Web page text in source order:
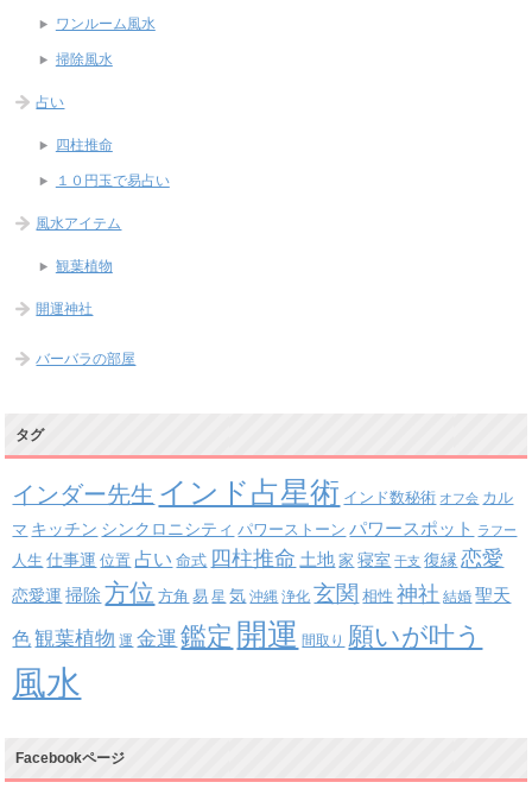
ワンルーム風水
掃除風水
占い
四柱推命
１０円玉で易占い
風水アイテム
観葉植物
開運神社
バーバラの部屋
タグ
インダー先生 インド占星術 インド数秘術 オフ会 カル
マ キッチン シンクロニシティ パワーストーン パワースポット ラフー
人生 仕事運 位置 占い 命式 四柱推命 土地 家 寝室 干支 復縁 恋愛
恋愛運 掃除 方位 方角 易 星 気 沖縄 浄化 玄関 相性 神社 結婚 聖天
色 観葉植物 運 金運 鑑定 開運 間取り 願いが叶う
風水
Facebookページ